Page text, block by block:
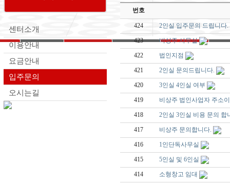
센터소개
이용안내
요금안내
입주문의
오시는길
번호
424 2인실 입주문의 드립니다.
423 비상주 사무실
422 법인지점
421 2인실 문의드립니다.
420 3인실 4인실 여부
419 비상주 법인사업자 주소
418 2인실 3인실 비용 문의 합
417 비상주 문의합니다.
416 1인단독사무실
415 5인실 및 6인실
414 소형창고 임대